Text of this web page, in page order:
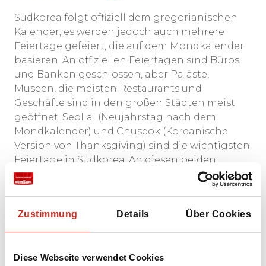
Zustimmung Details Über Cookies
Diese Webseite verwendet Cookies
Südkorea folgt offiziell dem gregorianischen
Kalender, es werden jedoch auch mehrere
Feiertage gefeiert, die auf dem Mondkalender
basieren. An offiziellen Feiertagen sind Büros
und Banken geschlossen, aber Paläste,
Museen, die meisten Restaurants und
Geschäfte sind in den großen Städten meist
geöffnet. Seollal (Neujahrstag nach dem
Mondkalender) und Chuseok (Koreanische
Version von Thanksgiving) sind die wichtigsten
Feiertage in Südkorea. An diesen beiden
Feiertagen reisen viele Koreaner in ihre
Heimatstadt, um die Feiertage mit der Familie
Banken, Regierungsstellen, Geschäfte und
Restaurants überwiegend geschlossen sein.
Hier sind die wichtigsten Feiertage aufgelistet: